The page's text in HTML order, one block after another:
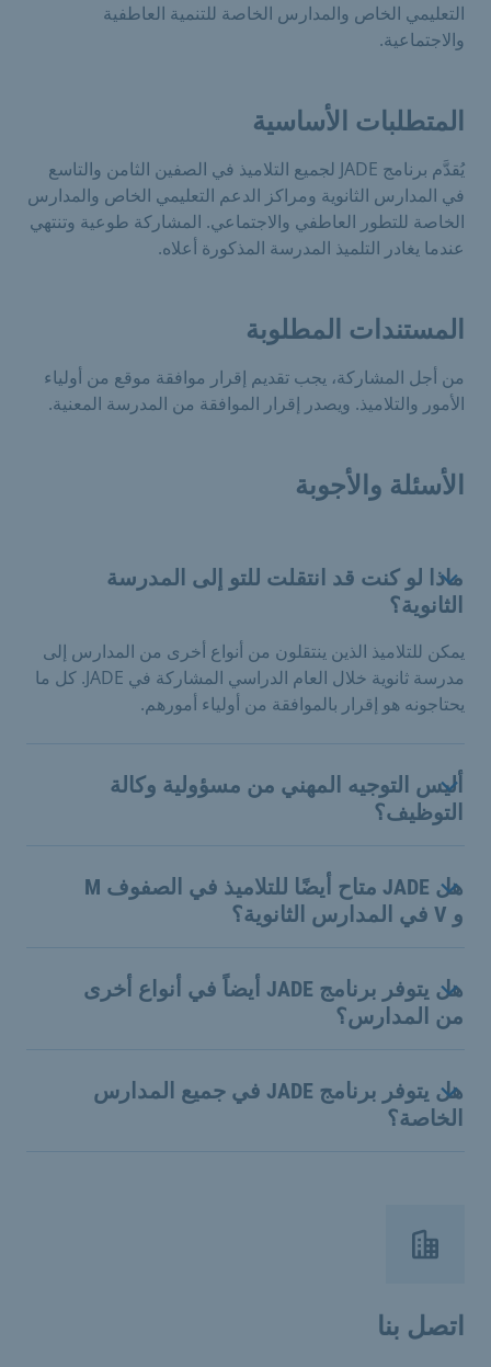
التعليمي الخاص والمدارس الخاصة للتنمية العاطفية
والاجتماعية.
المتطلبات الأساسية
يُقدَّم برنامج JADE لجميع التلاميذ في الصفين الثامن والتاسع
في المدارس الثانوية ومراكز الدعم التعليمي الخاص والمدارس
الخاصة للتطور العاطفي والاجتماعي. المشاركة طوعية وتنتهي
عندما يغادر التلميذ المدرسة المذكورة أعلاه.
المستندات المطلوبة
من أجل المشاركة، يجب تقديم إقرار موافقة موقع من أولياء
الأمور والتلاميذ. ويصدر إقرار الموافقة من المدرسة المعنية.
الأسئلة والأجوبة
ماذا لو كنت قد انتقلت للتو إلى المدرسة
الثانوية؟
يمكن للتلاميذ الذين ينتقلون من أنواع أخرى من المدارس إلى
مدرسة ثانوية خلال العام الدراسي المشاركة في JADE. كل ما
يحتاجونه هو إقرار بالموافقة من أولياء أمورهم.
أليس التوجيه المهني من مسؤولية وكالة
التوظيف؟
هل JADE متاح أيضًا للتلاميذ في الصفوف M
و V في المدارس الثانوية؟
هل يتوفر برنامج JADE أيضاً في أنواع أخرى
من المدارس؟
هل يتوفر برنامج JADE في جميع المدارس
الخاصة؟
اتصل بنا